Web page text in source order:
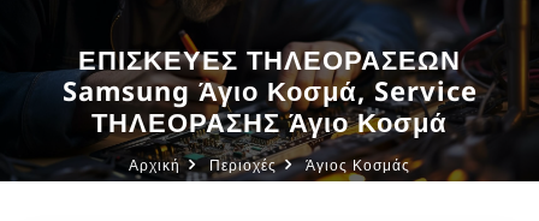
ΕΠΙΣΚΕΥΕΣ ΤΗΛΕΟΡΑΣΕΩΝ
Samsung Άγιο Κοσμά, Service
ΤΗΛΕΟΡΑΣΗΣ Άγιο Κοσμά
Αρχική Περιοχές Άγιος Κοσμάς